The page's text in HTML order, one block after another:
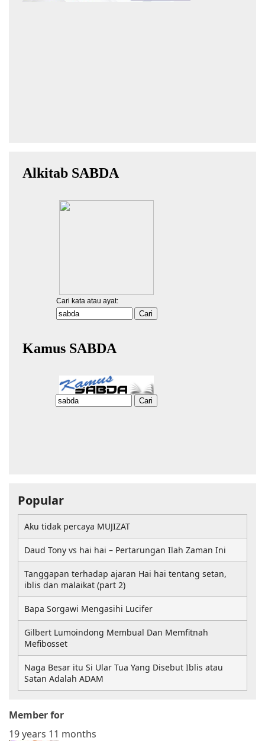
Member for
19 years 11 months
Popular
Aku tidak percaya MUJIZAT
Daud Tony vs hai hai – Pertarungan Ilah Zaman Ini
Tanggapan terhadap ajaran Hai hai tentang setan,
iblis dan malaikat (part 2)
Bapa Sorgawi Mengasihi Lucifer
Gilbert Lumoindong Membual Dan Memfitnah
Mefibosset
Naga Besar itu Si Ular Tua Yang Disebut Iblis atau
Satan Adalah ADAM